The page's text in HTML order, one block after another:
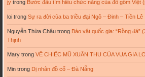
jytrong Bước đầu tìm hiểu chức năng của đồ gốm Việt
loitrong Sự ra đời của ba triều đại Ngô – Đinh – Tiền Lê
Nguyễn Thừa Châutrong Bảo vật quốc gia: “Rồng đá”
Thịnh
Marytrong VỀ CHIẾC MŨ XUÂN THU CỦA VUA GIA
Mintrong Dị nhân đồ cổ – Đà Nẵng